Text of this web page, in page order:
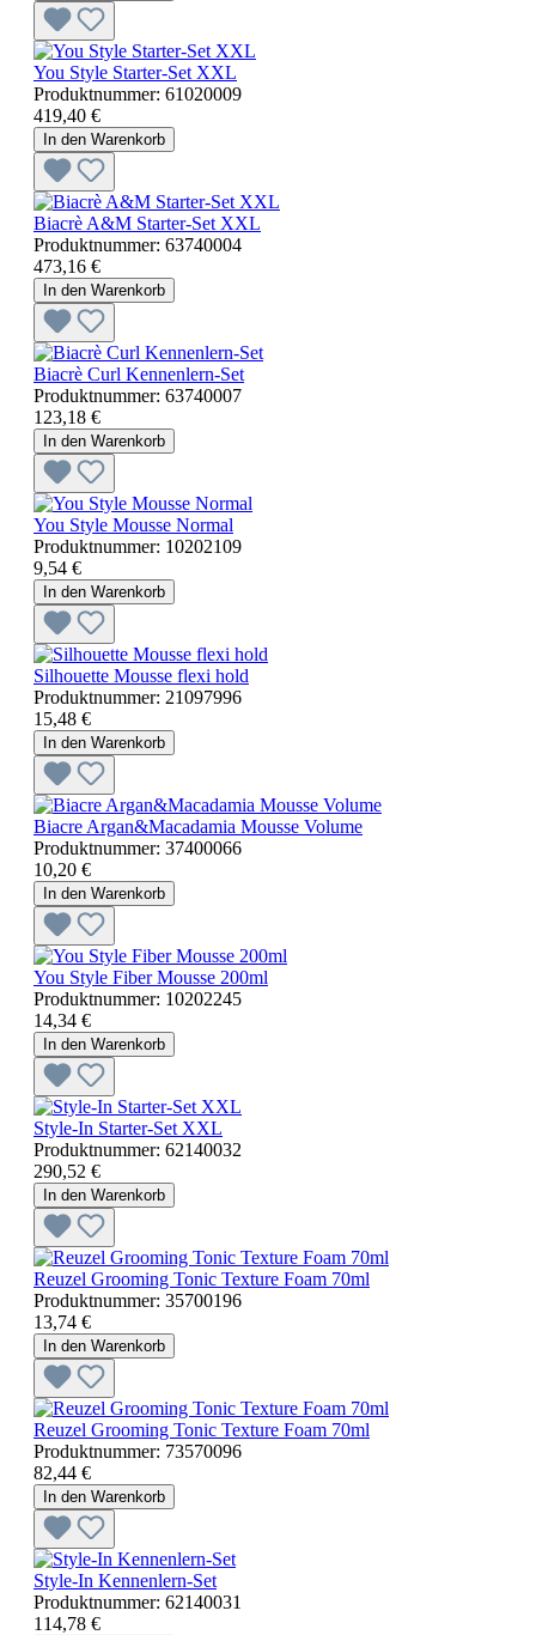
You Style Starter-Set XXL
Produktnummer: 61020009
419,40 €
In den Warenkorb
Biacrè A&M Starter-Set XXL
Produktnummer: 63740004
473,16 €
In den Warenkorb
Biacrè Curl Kennenlern-Set
Produktnummer: 63740007
123,18 €
In den Warenkorb
You Style Mousse Normal
Produktnummer: 10202109
9,54 €
In den Warenkorb
Silhouette Mousse flexi hold
Produktnummer: 21097996
15,48 €
In den Warenkorb
Biacre Argan&Macadamia Mousse Volume
Produktnummer: 37400066
10,20 €
In den Warenkorb
You Style Fiber Mousse 200ml
Produktnummer: 10202245
14,34 €
In den Warenkorb
Style-In Starter-Set XXL
Produktnummer: 62140032
290,52 €
In den Warenkorb
Reuzel Grooming Tonic Texture Foam 70ml
Produktnummer: 35700196
13,74 €
In den Warenkorb
Reuzel Grooming Tonic Texture Foam 70ml
Produktnummer: 73570096
82,44 €
In den Warenkorb
Style-In Kennenlern-Set
Produktnummer: 62140031
114,78 €